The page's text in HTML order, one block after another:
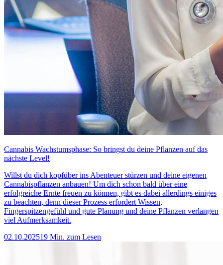
Cannabis Wachstumsphase: So bringst du deine Pflanzen auf das
nächste Level!
Willst du dich kopfüber ins Abenteuer stürzen und deine eigenen
Cannabispflanzen anbauen! Um dich schon bald über eine
erfolgreiche Ernte freuen zu können, gibt es dabei allerdings einiges
zu beachten, denn dieser Prozess erfordert Wissen,
Fingerspitzengefühl und gute Planung und deine Pflanzen verlangen
viel Aufmerksamkeit.
02.10.202519 Min. zum Lesen